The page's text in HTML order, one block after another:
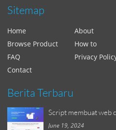
Sitemap
Home About
Browse Product
How to
FAQ
Privacy
Contact
Berita Terbaru
Script membuat web
June 19, 2024